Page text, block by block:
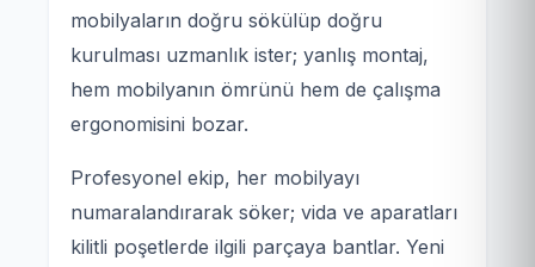
mobilyaların doğru sökülüp doğru
kurulması uzmanlık ister; yanlış montaj,
hem mobilyanın ömrünü hem de çalışma
ergonomisini bozar.
Profesyonel ekip, her mobilyayı
numaralandırarak söker; vida ve aparatları
kilitli poşetlerde ilgili parçaya bantlar. Yeni